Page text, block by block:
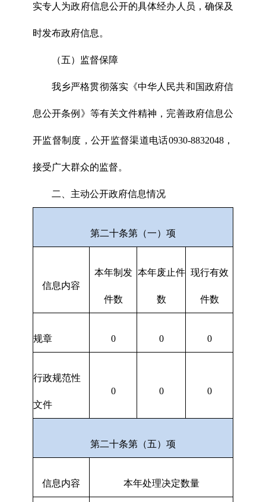
实专人为政府信息公开的具体经办人员，确保及
时发布政府信息。
（五）监督保障
我乡严格贯彻落实《中华人民共和国政府信
息公开条例》等有关文件精神，完善政府信息公
开监督制度，公开监督渠道电话0930-8832048，
接受广大群众的监督。
二、主动公开政府信息情况
第二十条第（一）项
信息内容
本年制发
件数
本年废止件
数
现行有效
件数
规章 0 0 0
行政规范性
文件
0 0 0
第二十条第（五）项
信息内容 本年处理决定数量